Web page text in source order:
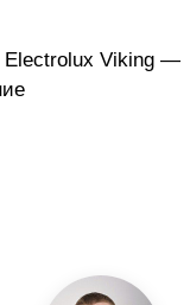
Electrolux Viking —